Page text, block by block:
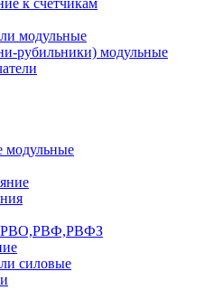
к счетчикам
модульные
рубильники) модульные
модульные
cиловые